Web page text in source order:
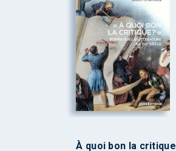
À quoi bon la critique